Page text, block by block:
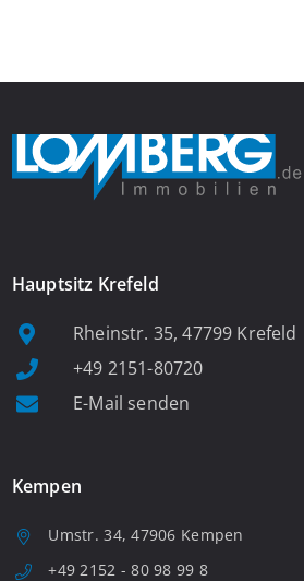
Hauptsitz Krefeld
Rheinstr. 35, 47799 Krefeld
+49 2151-80720
E-Mail senden
Kempen
Umstr. 34, 47906 Kempen
+49 2152 - 80 98 99 8